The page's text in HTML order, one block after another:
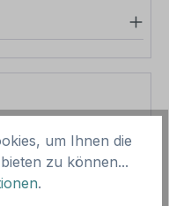
39,03 €
um Ihnen die
zu können...
.